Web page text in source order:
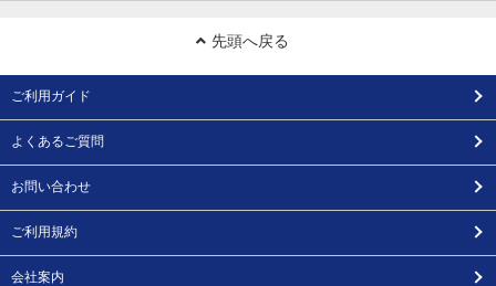
先頭へ戻る
ご利用ガイド
よくあるご質問
お問い合わせ
ご利用規約
会社案内